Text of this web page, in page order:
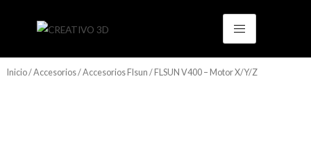
Inicio/Accesorios/Accesorios Flsun / FLSUN V400 – Motor X/Y/Z